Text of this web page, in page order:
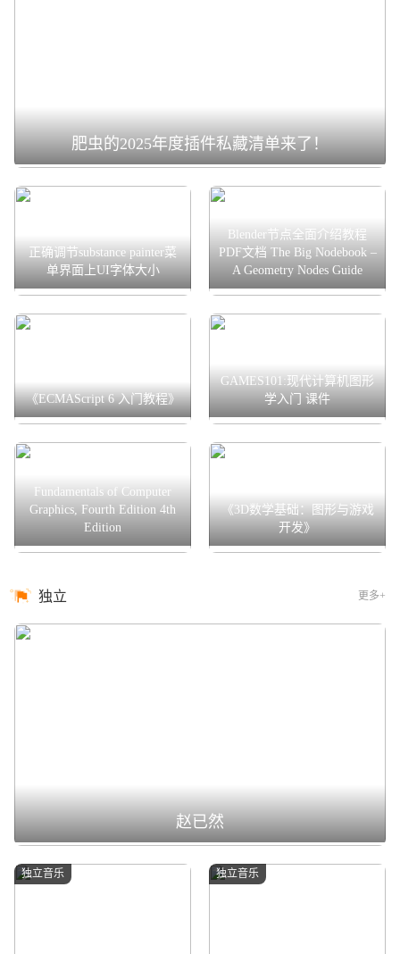
肥虫的2025年度插件私藏清单来了！
正确调节substance painter菜
单界面上UI字体大小
Blender节点全面介绍教程
PDF文档 The Big Nodebook –
A Geometry Nodes Guide
《ECMAScript 6 入门教程》
GAMES101:现代计算机图形
学入门 课件
Fundamentals of Computer
Graphics, Fourth Edition 4th
Edition
《3D数学基础：图形与游戏
开发》
独立 更多+
赵已然
独立音乐 独立音乐